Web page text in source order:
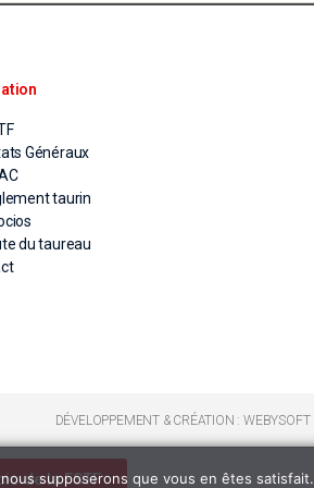
Généraux
taurin
du taureau
DÉVELOPPEMENT & CRÉATION : WEBYSOFT
de la FSTF
supposerons que vous en êtes satisfait.